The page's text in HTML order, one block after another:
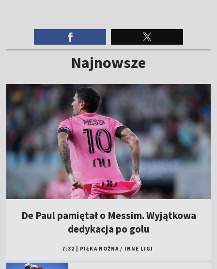
Najnowsze
De Paul pamiętał o Messim. Wyjątkowa
dedykacja po golu
7:32 PIŁKA NOŻNA / INNE LIGI